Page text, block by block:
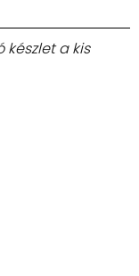
készlet a kis